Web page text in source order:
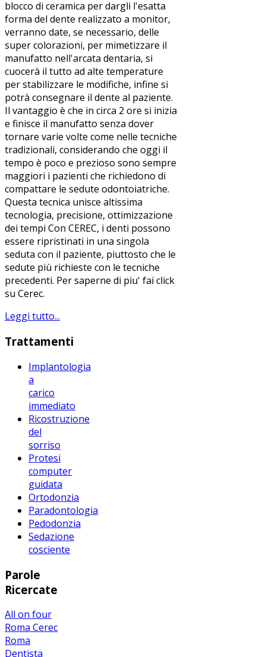
blocco di ceramica per dargli l'esatta
forma del dente realizzato a monitor,
verranno date, se necessario, delle
super colorazioni, per mimetizzare il
manufatto nell'arcata dentaria, si
cuocerà il tutto ad alte temperature
per stabilizzare le modifiche, infine si
potrà consegnare il dente al paziente.
Il vantaggio è che in circa 2 ore si inizia
e finisce il manufatto senza dover
tornare varie volte come nelle tecniche
tradizionali, considerando che oggi il
tempo è poco e prezioso sono sempre
maggiori i pazienti che richiedono di
compattare le sedute odontoiatriche.
Questa tecnica unisce altissima
tecnologia, precisione, ottimizzazione
dei tempi Con CEREC, i denti possono
essere ripristinati in una singola
seduta con il paziente, piuttosto che le
sedute più richieste con le tecniche
precedenti. Per saperne di piu' fai click
su Cerec.
Leggi tutto...
Trattamenti
Implantologia
a
carico
immediato
Ricostruzione
del
sorriso
Protesi
computer
guidata
Ortodonzia
Paradontologia
Pedodonzia
Sedazione
cosciente
Parole
Ricercate
All on four
Roma Cerec
Roma
Dentista